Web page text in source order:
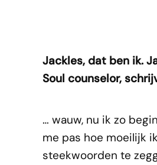
Jackles, dat ben ik.
Soul counselor,
… wauw, nu ik zo
me pas hoe moeilijk
steekwoorden te